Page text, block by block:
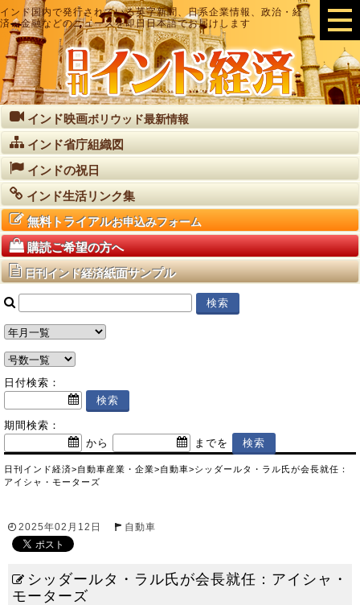
インド国内で発行されている英字新聞、日系企業情報、政治・経
済・金融などのニュースを即日日本語でお届けします
インド映画ボリウッド最新情報
インド省庁組織図
インドの祝日
インド生活リンク集
無料トライアルお申込みフォーム
購読ご希望の方へ
日刊インド経済紙面サンプル
日付検索：
期間検索：
から
までを
日刊インド経済>自動車産業・企業>自動車>シッダールタ・ラル氏が会長就任：
アイシャ・モーターズ
2025年02月12日 自動車
シッダールタ・ラル氏が会長就任：アイシャ・
モーターズ